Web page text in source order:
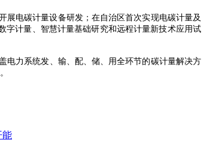
展电碳计量设备研发；在自治区首次实现电碳计量及
字计量、智慧计量基础研究和远程计量新技术应用试
电力系统发、输、配、储、用全环节的碳计量解决方
能